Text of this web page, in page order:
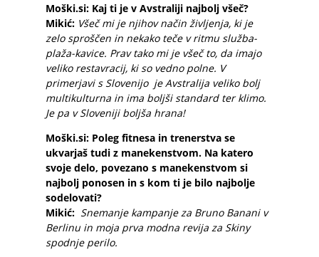
Moški.si: Kaj ti je v Avstraliji najbolj všeč?
Mikić: Všeč mi je njihov način življenja, ki je
zelo sproščen in nekako teče v ritmu služba-
plaža-kavice. Prav tako mi je všeč to, da imajo
veliko restavracij, ki so vedno polne. V
primerjavi s Slovenijo je Avstralija veliko bolj
multikulturna in ima boljši standard ter klimo.
Je pa v Sloveniji boljša hrana!
Moški.si: Poleg fitnesa in trenerstva se
ukvarjaš tudi z manekenstvom. Na katero
svoje delo, povezano s manekenstvom si
najbolj ponosen in s kom ti je bilo najbolje
sodelovati?
Mikić: Snemanje kampanje za Bruno Banani v
Berlinu in moja prva modna revija za Skiny
spodnje perilo.